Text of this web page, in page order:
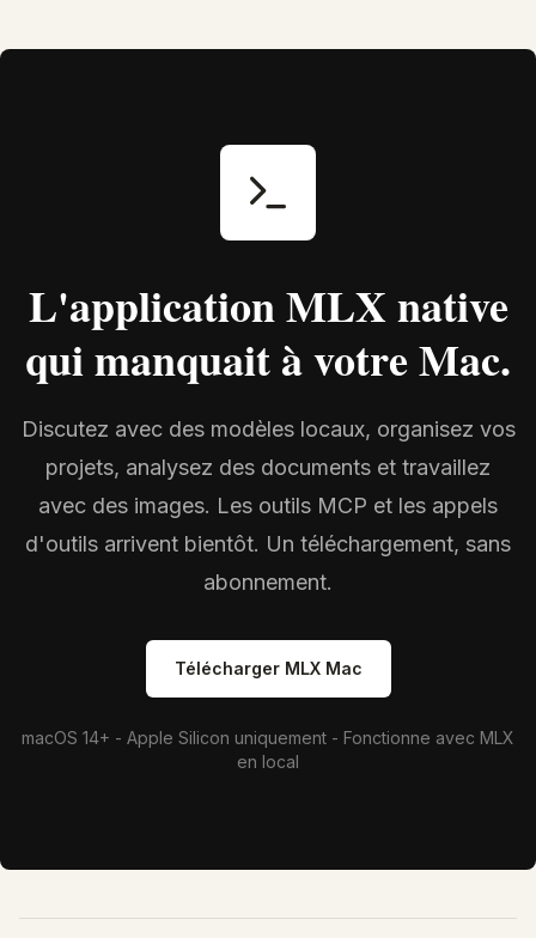
L'application MLX native
qui manquait à votre Mac.
Discutez avec des modèles locaux, organisez vos
projets, analysez des documents et travaillez
avec des images. Les outils MCP et les appels
d'outils arrivent bientôt. Un téléchargement, sans
abonnement.
Télécharger MLX Mac
macOS 14+ - Apple Silicon uniquement - Fonctionne avec MLX
en local